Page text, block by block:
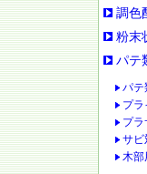
調色
粉末
パテ
パテ
プラ
プラ
サビ
木部